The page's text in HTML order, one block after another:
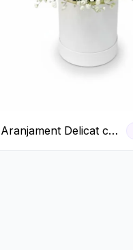
Aranjament Delicat cu
3 Trandafiri Roz în